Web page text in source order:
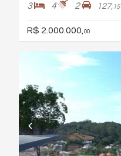
3 4 2 127, 15
R$ 2.000.000, 00